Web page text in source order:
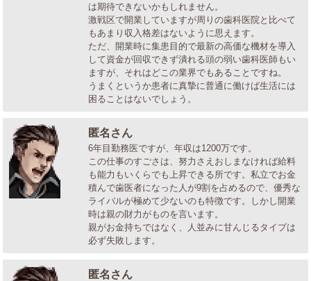
は期待できないかもしれません。
激戦区で開業していますが周りの歯科医院と比べて
もあまり収入格差はないように思えます。
ただ、開業時に集患目的で最新の高価な機材を導入
して資金が回収できず潰れる頭の弱い歯科医師もい
ますが、それはどこの業界でもあることですね。
うまくというか患者に真摯に普通に働けば生活には
困ることはないでしょう。
匿名さん
6年目勤務医ですが、年収は1200万です。
この仕事のすごさは、努力さえおしまなければ給料
も能力もいくらでも上昇できる所です。私立でお金
積んで歯医者になった人が9割を占めるので、優秀な
ライバルが極めて少ないのも特徴です。しかし開業
時は親の財力がものを言います。
親がお金持ちではなく、人並みに甘んじるタイプは
必ず失敗します。
匿名さん